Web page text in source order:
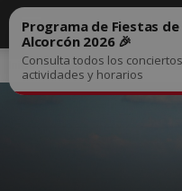
Inicio Noticias
Programa de Fiestas de
Alcorcón 2026 🎉
Consulta todos los
actividades y horarios